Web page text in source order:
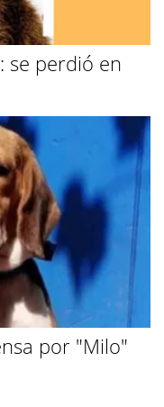
se perdió en
por "Milo"